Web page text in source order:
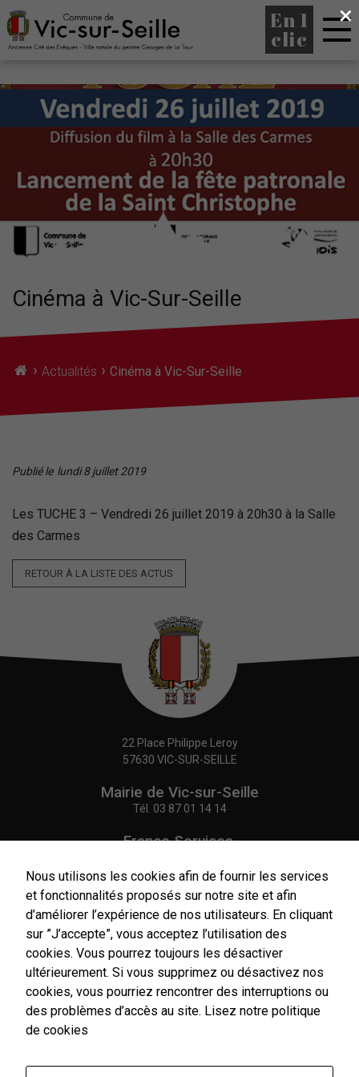
En 1
clic
Cinéma à Vic-Sur-Seille
› Actualités › Cinéma à Vic-Sur-Seille
Publié le lundi 8 juillet 2019
Les TUCHE 3 – Vendredi 26 juillet 2019 à 20h30 à la Salle
des Carmes
RETOUR À LA LISTE DES ACTUS
22 Place Philippe Leroy
57630 VIC-SUR-SEILLE
Mairie de Vic-sur-Seille
Tél. 03 87 01 14 14
France Services,
Tél.03 87 86 41 48
NOUS CONTACTER
Horaires
d'ouverture
×
Nous utilisons les cookies afin de fournir les services
et fonctionnalités proposés sur notre site et afin
d’améliorer l’expérience de nos utilisateurs. En cliquant
sur ”J’accepte”, vous acceptez l’utilisation des
cookies. Vous pourrez toujours les désactiver
ultérieurement. Si vous supprimez ou désactivez nos
cookies, vous pourriez rencontrer des interruptions ou
des problèmes d’accès au site. Lisez notre politique
de cookies